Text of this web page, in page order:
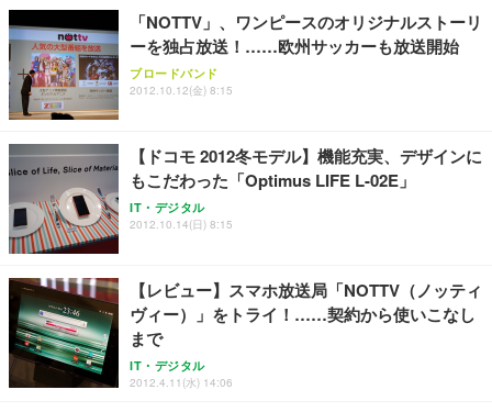
「NOTTV」、ワンピースのオリジナルストーリ
ーを独占放送！……欧州サッカーも放送開始
ブロードバンド
2012.10.12(金) 8:15
【ドコモ 2012冬モデル】機能充実、デザインに
もこだわった「Optimus LIFE L-02E」
IT・デジタル
2012.10.14(日) 8:15
【レビュー】スマホ放送局「NOTTV（ノッティ
ヴィー）」をトライ！……契約から使いこなし
まで
IT・デジタル
2012.4.11(水) 14:06